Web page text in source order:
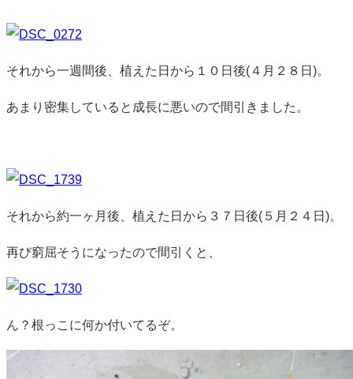
それから一週間後、植えた日から１０日後(４月２８日)。
あまり密集していると成長に悪いので間引きました。
それから約一ヶ月後、植えた日から３７日後(５月２４日)。
再び窮屈そうになったので間引くと、
ん？根っこに何か付いてるぞ。